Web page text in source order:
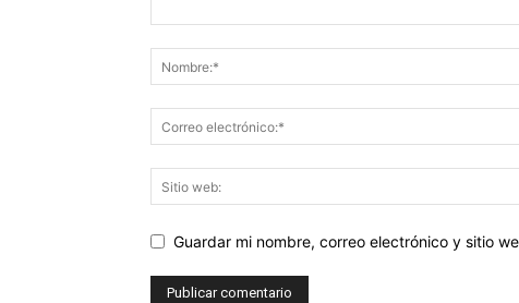
Guardar mi nombre, correo electrónico y sitio